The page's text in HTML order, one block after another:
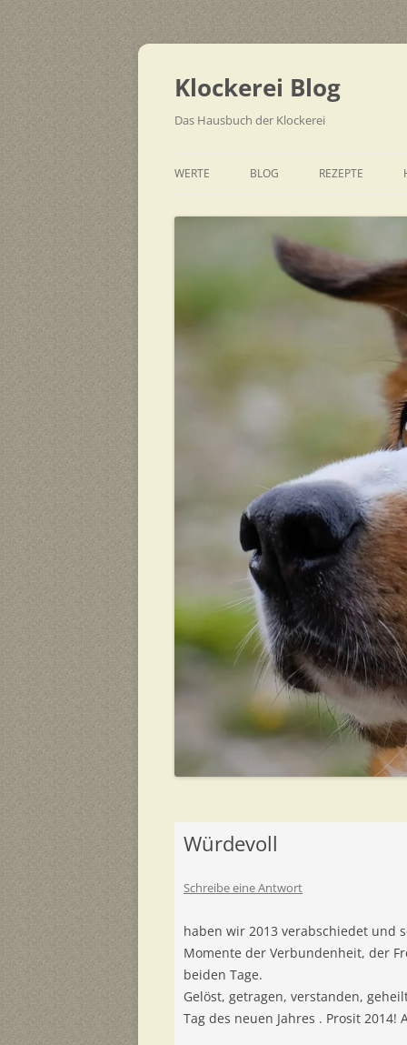
Zum
springen
Klockerei Blog
Das Hausbuch der Klockerei
WERTE BLOG REZEPTE
EINFACH
Würdevoll
Schreibe eine Antwort
haben wir 2013 verabschiedet und
Momente der Verbundenheit, der
beiden Tage.
Gelöst, getragen, verstanden,
Tag des neuen Jahres . Prosit 2014!